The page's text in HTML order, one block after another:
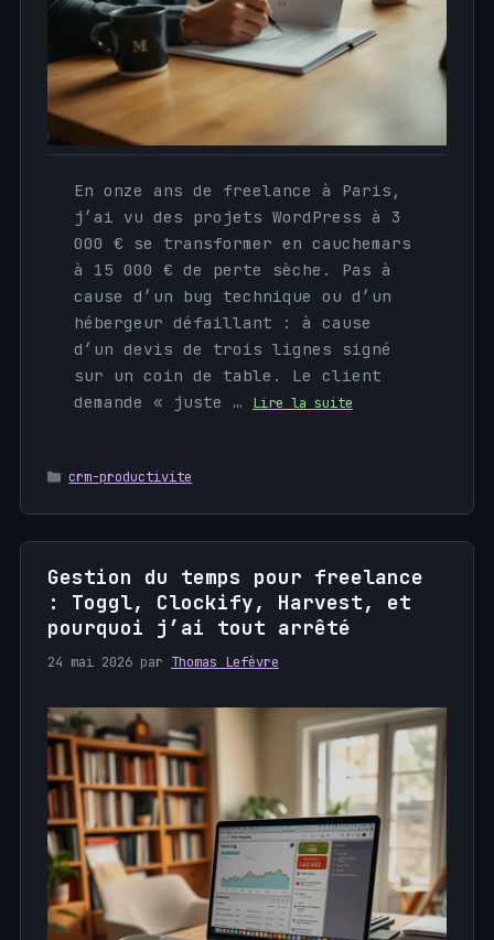
En onze ans de freelance à Paris,
j’ai vu des projets WordPress à 3
000 € se transformer en cauchemars
à 15 000 € de perte sèche. Pas à
cause d’un bug technique ou d’un
hébergeur défaillant : à cause
d’un devis de trois lignes signé
sur un coin de table. Le client
demande « juste …
Lire la suite
Catégories
crm-productivite
Gestion du temps pour freelance
: Toggl, Clockify, Harvest, et
pourquoi j’ai tout arrêté
24 mai 2026 par Thomas Lefèvre